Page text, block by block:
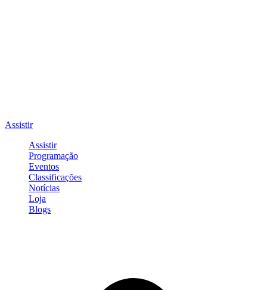
Assistir
Assistir
Programação
Eventos
Classificações
Notícias
Loja
Blogs